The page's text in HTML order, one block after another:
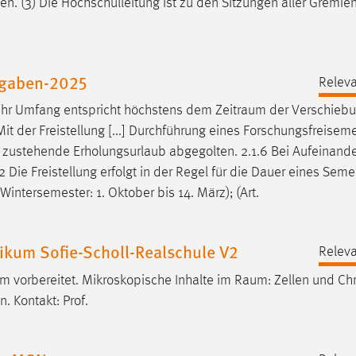
. (3) Die Hochschulleitung ist zu den Sitzungen aller
2025
Umfang entspricht höchstens dem Zeitraum der
der Freistellung [...] Durchführung eines
zustehende Erholungsurlaub abgegolten. 2.1.6 Bei
Freistellung erfolgt in der Regel für die Dauer eines
1. Oktober bis 14. März); (Art.
Sofie-Scholl-Realschule V2
vorbereitet. Mikroskopische Inhalte im Raum: Zellen und
Kontakt: Prof.